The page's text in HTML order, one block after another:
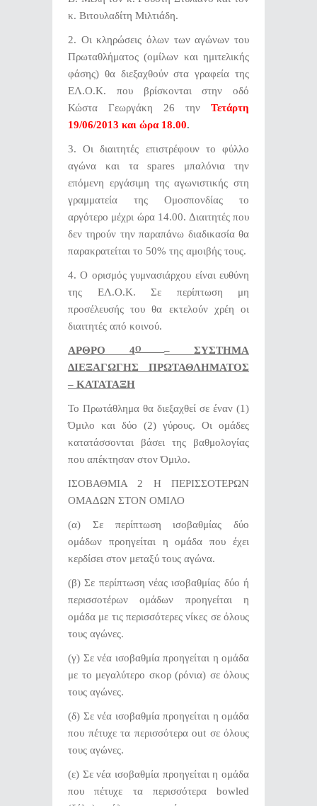
κ. Βιτουλαδίτη Μιλτιάδη.
2. Οι κληρώσεις όλων των αγώνων του
Πρωταθλήματος (ομίλων και ημιτελικής
φάσης) θα διεξαχθούν στα γραφεία της
ΕΛ.Ο.Κ. που βρίσκονται στην οδό
Κώστα Γεωργάκη 26 την Τετάρτη
19/06/2013 και ώρα 18.00.
3.
Οι διαιτητές επιστρέφουν το φύλλο
αγώνα και τα spares μπαλόνια την
επόμενη εργάσιμη της αγωνιστικής στη
γραμματεία της Ομοσπονδίας το
αργότερο μέχρι ώρα 14.00. Διαιτητές που
δεν τηρούν την παραπάνω διαδικασία θα
παρακρατείται το 50% της αμοιβής τους.
4. Ο ορισμός γυμνασιάρχου είναι ευθύνη
της ΕΛ.Ο.Κ. Σε περίπτωση μη
προσέλευσής του θα εκτελούν χρέη οι
διαιτητές από κοινού.
ΑΡΘΡΟ 4Ο – ΣΥΣΤΗΜΑ
ΔΙΕΞΑΓΩΓΗΣ ΠΡΩΤΑΘΛΗΜΑΤΟΣ
– ΚΑΤΑΤΑΞΗ
Το Πρωτάθλημα θα διεξαχθεί σε έναν (1)
Όμιλο και δύο (2) γύρους. Οι ομάδες
κατατάσσονται βάσει της βαθμολογίας
που απέκτησαν στον Όμιλο.
ΙΣΟΒΑΘΜΙΑ 2 Η ΠΕΡΙΣΣΟΤΕΡΩΝ
ΟΜΑΔΩΝ ΣΤΟΝ ΟΜΙΛΟ
(α) Σε περίπτωση ισοβαθμίας δύο
ομάδων προηγείται η ομάδα που έχει
κερδίσει στον μεταξύ τους αγώνα.
(β) Σε περίπτωση νέας ισοβαθμίας δύο ή
περισσοτέρων ομάδων προηγείται η
ομάδα με τις περισσότερες νίκες σε όλους
τους αγώνες.
(γ) Σε νέα ισοβαθμία προηγείται η ομάδα
με το μεγαλύτερο σκορ (ρόνια) σε όλους
τους αγώνες.
(δ) Σε νέα ισοβαθμία προηγείται η ομάδα
που πέτυχε τα περισσότερα out σε όλους
τους αγώνες.
(ε) Σε νέα ισοβαθμία προηγείται η ομάδα
που πέτυχε τα περισσότερα bowled